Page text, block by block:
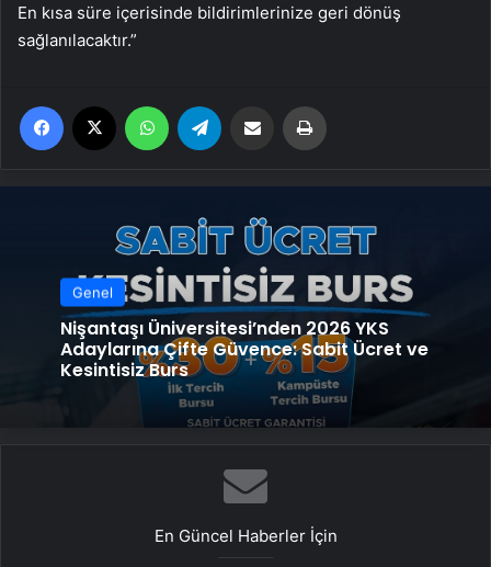
En kısa süre içerisinde bildirimlerinize geri dönüş
sağlanılacaktır.”
Facebook WhatsApp Email'den paylaş
Genel
Nişantaşı Üniversitesi’nden 2026 YKS
Adaylarına Çifte Güvence: Sabit Ücret ve
Kesintisiz Burs
En Güncel Haberler İçin